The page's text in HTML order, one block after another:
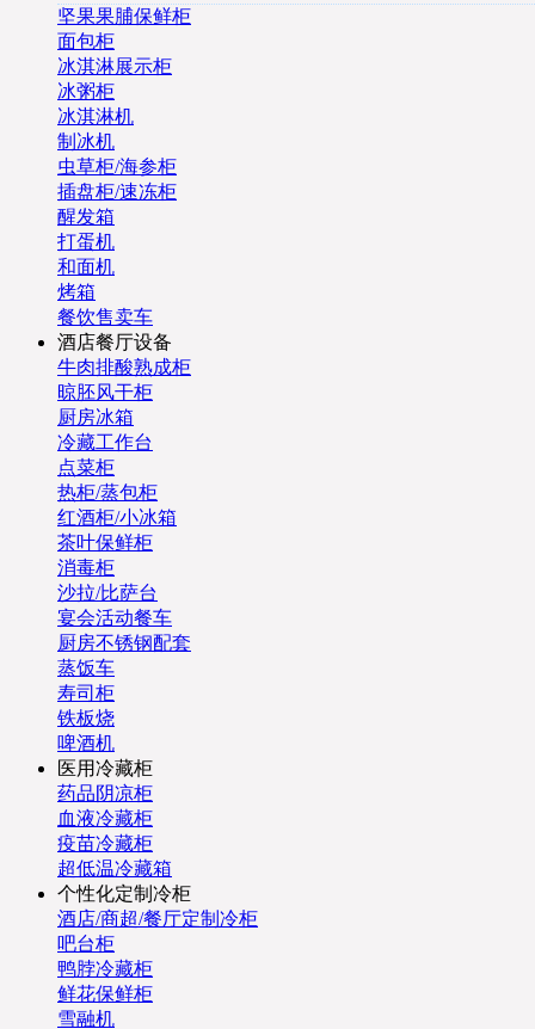
坚果果脯保鲜柜
面包柜
冰淇淋展示柜
冰粥柜
冰淇淋机
制冰机
虫草柜/海参柜
插盘柜/速冻柜
醒发箱
打蛋机
和面机
烤箱
餐饮售卖车
酒店餐厅设备
牛肉排酸熟成柜
晾胚风干柜
厨房冰箱
冷藏工作台
点菜柜
热柜/蒸包柜
红酒柜/小冰箱
茶叶保鲜柜
消毒柜
沙拉/比萨台
宴会活动餐车
厨房不锈钢配套
蒸饭车
寿司柜
铁板烧
啤酒机
医用冷藏柜
药品阴凉柜
血液冷藏柜
疫苗冷藏柜
超低温冷藏箱
个性化定制冷柜
酒店/商超/餐厅定制冷柜
吧台柜
鸭脖冷藏柜
鲜花保鲜柜
雪融机